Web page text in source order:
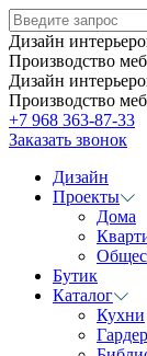
Дизайн
Производство
Дизайн
Производство
+7 968 363-87-33
Заказать звонок
Дизайн
Проекты
Дома
Бутик
Каталог
Кухни